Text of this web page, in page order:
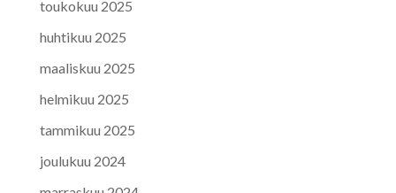
toukokuu 2025
huhtikuu 2025
maaliskuu 2025
helmikuu 2025
tammikuu 2025
joulukuu 2024